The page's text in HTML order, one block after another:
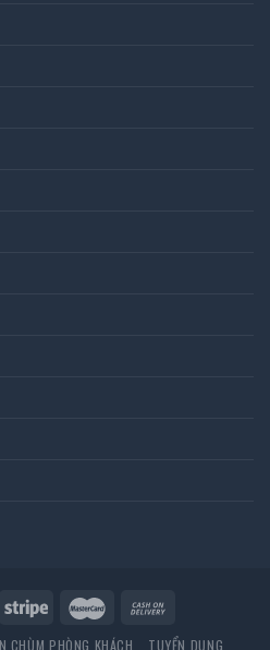
CHÙM PHÒNG KHÁCH TUYỂN DỤNG